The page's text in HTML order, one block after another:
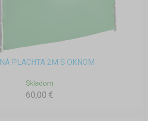
PLACHTA 2M S OKNOM
Skladom
60,00 €